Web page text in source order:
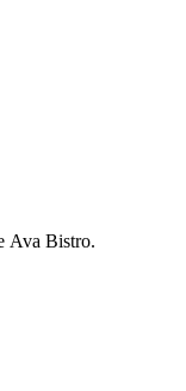
Ava Bistro.